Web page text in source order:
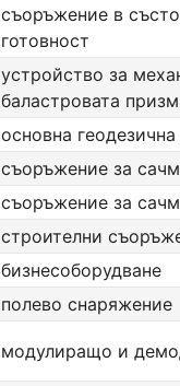
съоръжение в
готовност
устройство за
баластровата
основна
съоръжение за
съоръжение за
строителни
бизнесоборудване
полево снаряжение
модулиращо и